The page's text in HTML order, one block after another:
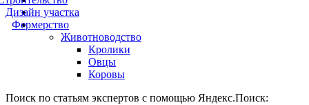
Дизайн участка
Фермерство
Животноводство
Кролики
Овцы
Коровы
Поиск по статьям экспертов с помощью Яндекс.Поиск: